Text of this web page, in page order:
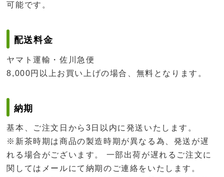
可能です。
配送料金
ヤマト運輸・佐川急便
8,000円以上お買い上げの場合、無料となります。
納期
基本、ご注文日から3日以内に発送いたします。
※新茶時期は商品の製造時期が異なる為、発送が遅
れる場合がございます。 一部出荷が遅れるご注文に
関してはメールにて納期のご連絡をいたします。